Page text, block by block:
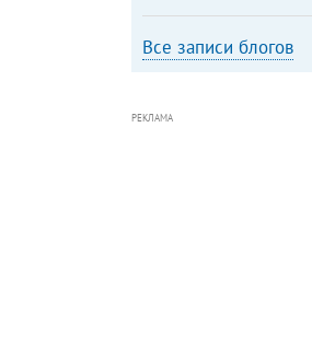
Все записи блогов
РЕКЛАМА